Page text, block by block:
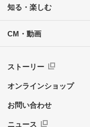
知る・楽しむ
CM・動画
ストーリー
オンラインショップ
お問い合わせ
ニュース